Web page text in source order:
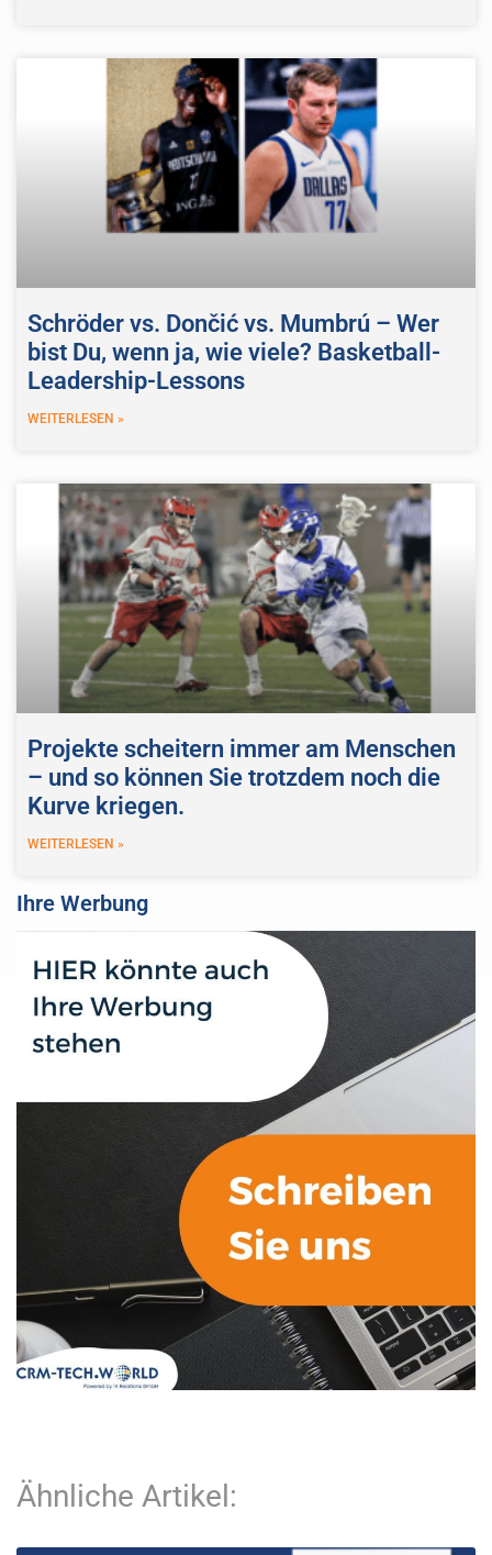
Schröder vs. Dončić vs. Mumbrú – Wer
bist Du, wenn ja, wie viele? Basketball-
Leadership-Lessons
WEITERLESEN »
Projekte scheitern immer am Menschen
– und so können Sie trotzdem noch die
Kurve kriegen.
WEITERLESEN »
Ihre Werbung
Ähnliche Artikel: